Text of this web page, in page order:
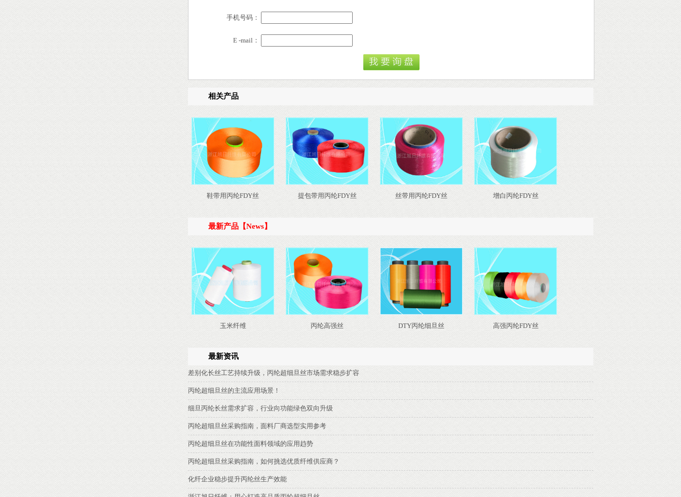
手机号码：
E -mail：
相关产品
鞋带用丙纶FDY丝 提包带用丙纶FDY丝 丝带用丙纶FDY丝 增白丙纶FDY丝
最新产品【News】
玉米纤维 丙纶高强丝 DTY丙纶细旦丝 高强丙纶FDY丝
最新资讯
差别化长丝工艺持续升级，丙纶超细旦丝市场需求稳步扩容
丙纶超细旦丝的主流应用场景！
细旦丙纶长丝需求扩容，行业向功能绿色双向升级
丙纶超细旦丝采购指南，面料厂商选型实用参考
丙纶超细旦丝在功能性面料领域的应用趋势
丙纶超细旦丝采购指南，如何挑选优质纤维供应商？
化纤企业稳步提升丙纶丝生产效能